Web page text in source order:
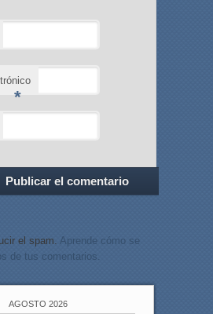
*
el spam. Aprende cómo se
de tus comentarios.
AGOSTO 2026